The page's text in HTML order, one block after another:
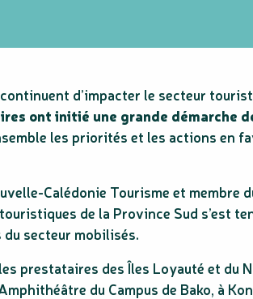
d’impacter le secteur
ont initié une grande démarche
les priorités et les actions en
Calédonie Tourisme et membre
de la Province Sud s’est
secteur mobilisés.
prestataires des Îles Loyauté et du
du Campus de Bako, à